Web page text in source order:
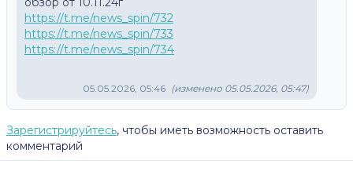
https://t.me/news_spin/732
https://t.me/news_spin/733
https://t.me/news_spin/734
05.05.2026, 05:46 (изменено 05.05.2026, 05:47)
Зарегистрируйтесь, чтобы иметь возможность оставить
комментарий